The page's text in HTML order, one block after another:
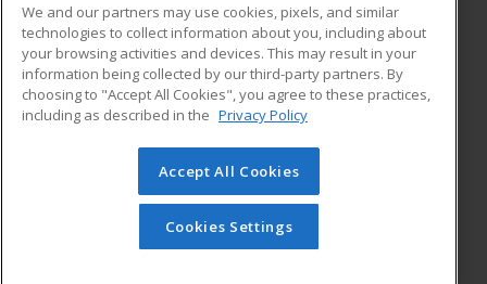
ADDITIONAL RESOURCES
Military
Financial Assistance
Help
Student Blog
© 2026 ed2go, a division of Cengage Learning. All rights
reserved. The material on this site cannot be reproduced or
redistributed unless you have obtained prior written
permission from Cengage Learning.Privacy Policy
We and our partners may use cookies, pixels, and similar
technologies to collect information about you, including about
your browsing activities and devices. This may result in your
information being collected by our third-party partners. By
choosing to "Accept All Cookies", you agree to these practices,
including as described in the Privacy Policy
Accept All Cookies
Cookies Settings